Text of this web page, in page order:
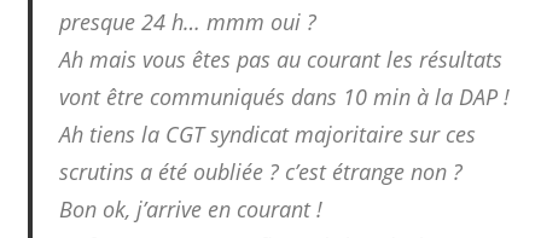
presque 24 h… mmm oui ?
Ah mais vous êtes pas au courant les résultats
vont être communiqués dans 10 min à la DAP !
Ah tiens la CGT syndicat majoritaire sur ces
scrutins a été oubliée ? c’est étrange non ?
Bon ok, j’arrive en courant !